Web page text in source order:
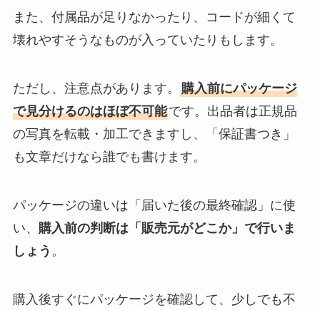
また、付属品が足りなかったり、コードが細くて
壊れやすそうなものが入っていたりもします。
ただし、注意点があります。 購入前にパッケージ
で見分けるのはほぼ不可能です。出品者は正規品
の写真を転載・加工できますし、「保証書つき」
も文章だけなら誰でも書けます。
パッケージの違いは「届いた後の最終確認」に使
い、 購入前の判断は「販売元がどこか」で行いま
しょう 。
購入後すぐにパッケージを確認して、少しでも不